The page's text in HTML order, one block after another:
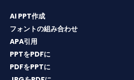
AI PPT作成
フォントの組み合わせ
APA引用
PPTをPDFに
PDFをPPTに